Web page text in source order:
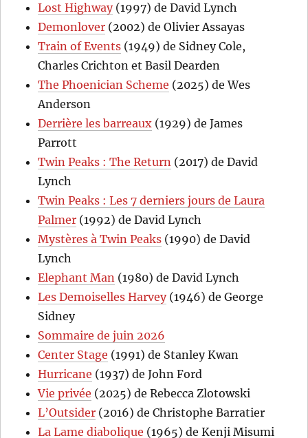
Lost Highway(1997) de David Lynch
Demonlover (2002) de Olivier Assayas
Train of Events (1949) de Sidney Cole,
Charles Crichton et Basil Dearden
The Phoenician Scheme (2025) de Wes
Anderson
Derrière les barreaux (1929) de James
Parrott
Twin Peaks : The Return (2017) de David
Lynch
Twin Peaks : Les 7 derniers jours de Laura
Palmer (1992) de David Lynch
Mystères à Twin Peaks (1990) de David
Lynch
Elephant Man (1980) de David Lynch
Les Demoiselles Harvey(1946) de George
Sidney
Sommaire de juin 2026
Center Stage (1991) de Stanley Kwan
Hurricane (1937) de John Ford
Vie privée (2025) de Rebecca Zlotowski
L’Outsider (2016) de Christophe Barratier
La Lame diabolique (1965) de Kenji Misumi